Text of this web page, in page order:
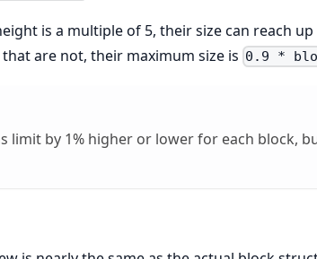
is a multiple of 5, their size can reach up
are not, their maximum size is 0.9 *
limit by 1% higher or lower for each block,